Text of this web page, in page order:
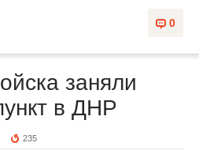
0
заняли
в ДНР
235